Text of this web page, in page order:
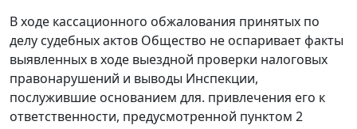
В ходе кассационного обжалования принятых по
делу судебных актов Общество не оспаривает факты
выявленных в ходе выездной проверки налоговых
правонарушений и выводы Инспекции,
послужившие основанием для. привлечения его к
ответственности, предусмотренной пунктом 2